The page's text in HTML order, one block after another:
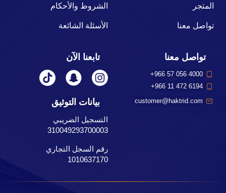
المتجر
تواصل معنا
الشروط والأحكام
الأسئلة الشائعة
تواصل معنا
+966 57 056 4000
+966 11 472 6194
customer@haktrid.com
تابعنا الآن
بيانات التوثيق
التسجيل الضريبي
310049293700003
رقم السجل التجاري
1010637170